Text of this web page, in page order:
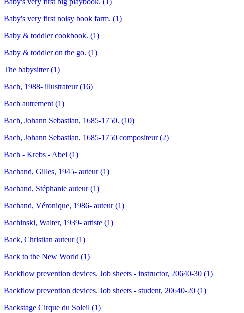
Baby's very first big playbook. (1)
Baby's very first noisy book farm. (1)
Baby & toddler cookbook. (1)
Baby & toddler on the go. (1)
The babysitter (1)
Bach, 1988- illustrateur (16)
Bach autrement (1)
Bach, Johann Sebastian, 1685-1750. (10)
Bach, Johann Sebastian, 1685-1750 compositeur (2)
Bach - Krebs - Abel (1)
Bachand, Gilles, 1945- auteur (1)
Bachand, Stéphanie auteur (1)
Bachand, Véronique, 1986- auteur (1)
Bachinski, Walter, 1939- artiste (1)
Back, Christian auteur (1)
Back to the New World (1)
Backflow prevention devices. Job sheets - instructor, 20640-30 (1)
Backflow prevention devices. Job sheets - student, 20640-20 (1)
Backstage Cirque du Soleil (1)